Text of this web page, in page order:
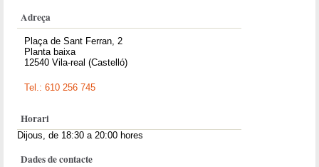
Adreça
Plaça de Sant Ferran, 2
Planta baixa
12540 Vila-real (Castelló)
Tel.: 610 256 745
Horari
Dijous, de 18:30 a 20:00 hores
Dades de contacte